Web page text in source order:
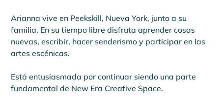
Arianna vive en Peekskill, Nueva York, junto a su
familia. En su tiempo libre disfruta aprender cosas
nuevas, escribir, hacer senderismo y participar en las
artes escénicas.
Está entusiasmada por continuar siendo una parte
fundamental de New Era Creative Space.